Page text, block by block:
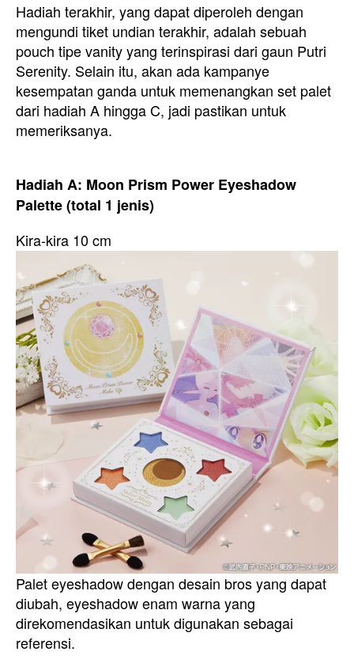
Hadiah terakhir, yang dapat diperoleh dengan
mengundi tiket undian terakhir, adalah sebuah
pouch tipe vanity yang terinspirasi dari gaun Putri
Serenity. Selain itu, akan ada kampanye
kesempatan ganda untuk memenangkan set palet
dari hadiah A hingga C, jadi pastikan untuk
memeriksanya.
Hadiah A: Moon Prism Power Eyeshadow
Palette (total 1 jenis)
Kira-kira 10 cm
Palet eyeshadow dengan desain bros yang dapat
diubah, eyeshadow enam warna yang
direkomendasikan untuk digunakan sebagai
referensi.